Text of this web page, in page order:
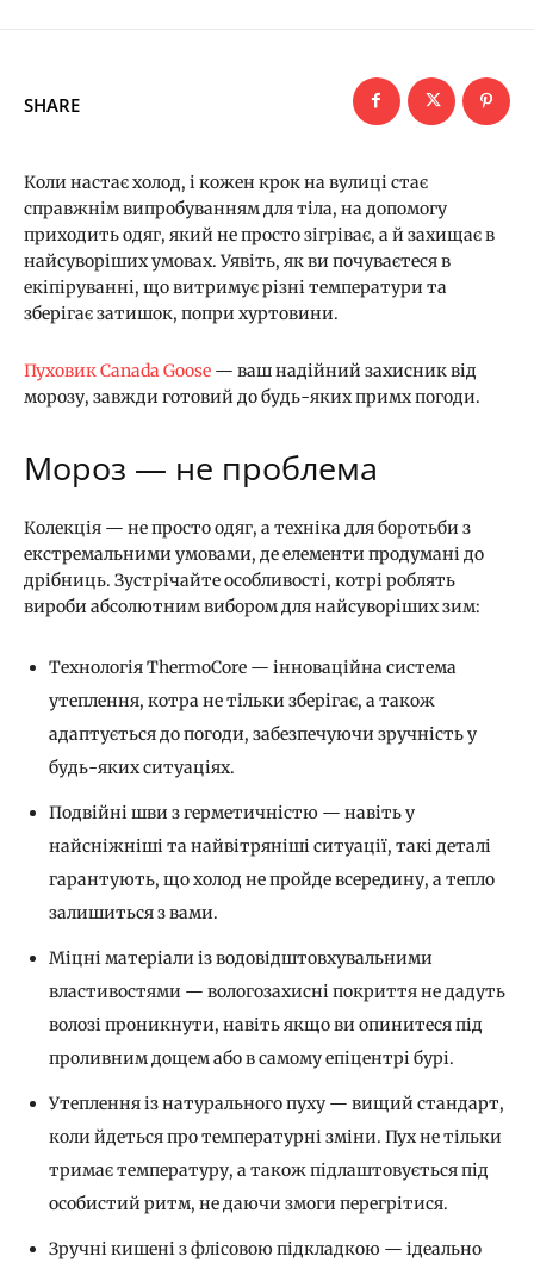
SHARE
Коли настає холод, і кожен крок на вулиці стає
справжнім випробуванням для тіла, на допомогу
приходить одяг, який не просто зігріває, а й захищає в
найсуворіших умовах. Уявіть, як ви почуваєтеся в
екіпіруванні, що витримує різні температури та
зберігає затишок, попри хуртовини.
Пуховик Canada Goose — ваш надійний захисник від
морозу, завжди готовий до будь-яких примх погоди.
Мороз — не проблема
Колекція — не просто одяг, а техніка для боротьби з
екстремальними умовами, де елементи продумані до
дрібниць. Зустрічайте особливості, котрі роблять
вироби абсолютним вибором для найсуворіших зим:
Технологія ThermoCore — інноваційна система
утеплення, котра не тільки зберігає, а також
адаптується до погоди, забезпечуючи зручність у
будь-яких ситуаціях.
Подвійні шви з герметичністю — навіть у
найсніжніші та найвітряніші ситуації, такі деталі
гарантують, що холод не пройде всередину, а тепло
залишиться з вами.
Міцні матеріали із водовідштовхувальними
властивостями — вологозахисні покриття не дадуть
волозі проникнути, навіть якщо ви опинитеся під
проливним дощем або в самому епіцентрі бурі.
Утеплення із натурального пуху — вищий стандарт,
коли йдеться про температурні зміни. Пух не тільки
тримає температуру, а також підлаштовується під
особистий ритм, не даючи змоги перегрітися.
Зручні кишені з флісовою підкладкою — ідеально